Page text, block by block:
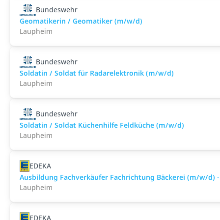
Bundeswehr
Geomatikerin / Geomatiker (m/w/d)
Laupheim
Bundeswehr
Soldatin / Soldat für Radarelektronik (m/w/d)
Laupheim
Bundeswehr
Soldatin / Soldat Küchenhilfe Feldküche (m/w/d)
Laupheim
EDEKA
Ausbildung Fachverkäufer Fachrichtung Bäckerei (m/w/d) -
Laupheim
EDEKA